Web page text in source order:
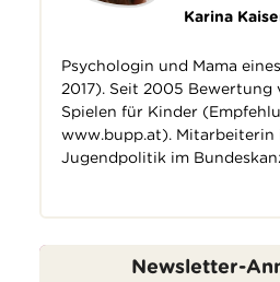
Karina
Psychologin und Mama
2017). Seit 2005 Bewertung
Spielen für Kinder
www.bupp.at).
Jugendpolitik im
Newsletter-